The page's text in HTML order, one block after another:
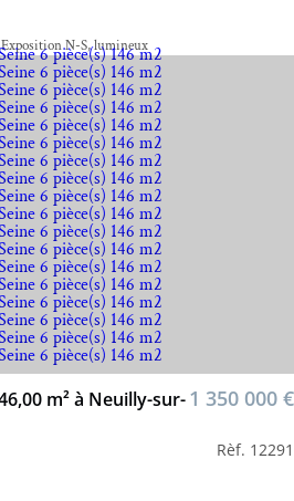
Exposition N-S, lumineux
m² à Neuilly-sur-1 350 000 €
Rèf. 12291